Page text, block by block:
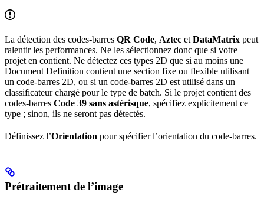
La détection des codes-barres QR Code, Aztec et DataMatrix peut
ralentir les performances. Ne les sélectionnez donc que si votre
projet en contient. Ne détectez ces types 2D que si au moins une
Document Definition contient une section fixe ou flexible utilisant
un code-barres 2D, ou si un code-barres 2D est utilisé dans un
classificateur chargé pour le type de batch. Si le projet contient des
codes-barres Code 39 sans astérisque, spécifiez explicitement ce
type ; sinon, ils ne seront pas détectés.
Définissez l’Orientation pour spécifier l’orientation du code-barres.
Prétraitement de l’image